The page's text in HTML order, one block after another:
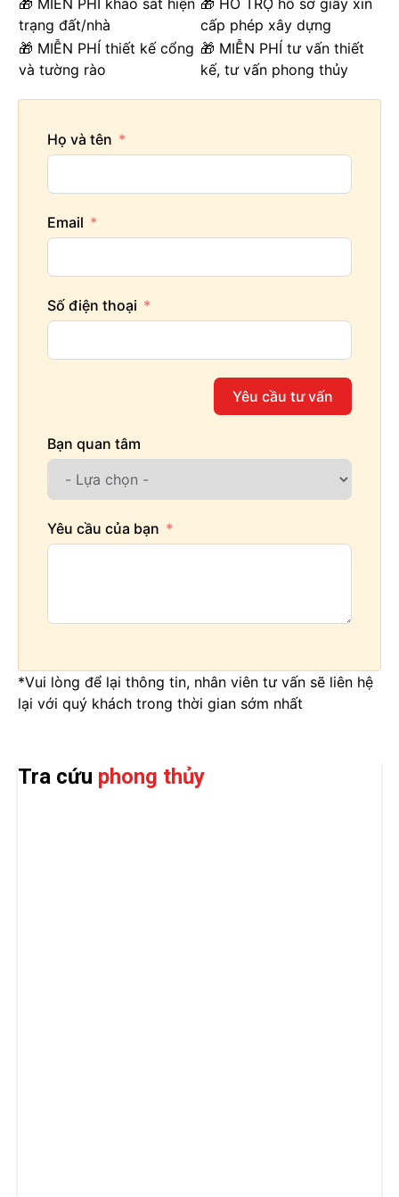
trạng đất/nhà
cấp phép xây dựng
🎁 MIỄN PHÍ thiết kế cổng
và tường rào
🎁 MIỄN PHÍ tư vấn thiết
kế, tư vấn phong thủy
Họ và tên
Email
Số điện thoại
Yêu cầu tư vấn
Bạn quan tâm
Yêu cầu của bạn
*Vui lòng để lại thông tin, nhân viên tư vấn sẽ liên hệ
lại với quý khách trong thời gian sớm nhất
Tra cứu phong thủy